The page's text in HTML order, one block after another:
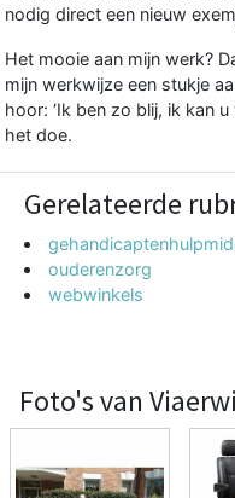
nodig direct een nieuw
Het mooie aan mijn werk?
mijn werkwijze een stukje
hoor: ‘Ik ben zo blij, ik kan
het doe.
Gerelateerde
ouderenzorg
webwinkels
Foto's van